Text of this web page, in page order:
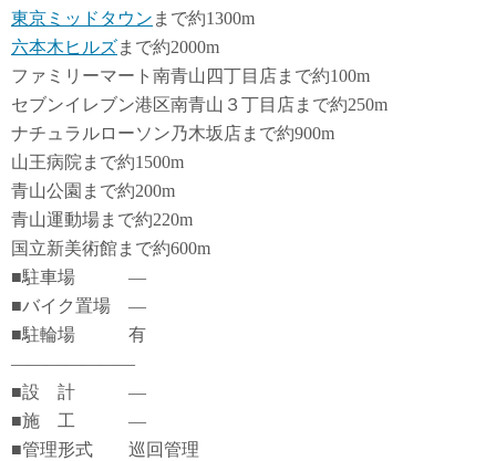
東京ミッドタウン まで約1300m
六本木ヒルズまで約2000m
ファミリーマート南青山四丁目店まで約100m
セブンイレブン港区南青山３丁目店まで約250m
ナチュラルローソン乃木坂店まで約900m
山王病院まで約1500m
青山公園まで約200m
青山運動場まで約220m
国立新美術館まで約600m
■駐車場 ―
■バイク置場 ―
■駐輪場 有
―――――――
■設 計 ―
■施 工 ―
■管理形式 巡回管理